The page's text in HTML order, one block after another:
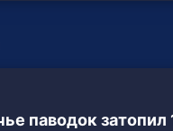
паводок затопил